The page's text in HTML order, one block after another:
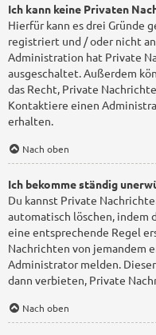
Ich kann keine Privaten
Hierfür kann es drei Gründe
registriert und / oder nicht
Administration hat Private
ausgeschaltet. Außerdem
das Recht, Private
Kontaktiere einen
erhalten.
Nach oben
Ich bekomme ständig
Du kannst Private
automatisch löschen, indem
eine entsprechende Regel
Nachrichten von jemandem
Administrator melden.
dann verbieten, Private
Nach oben